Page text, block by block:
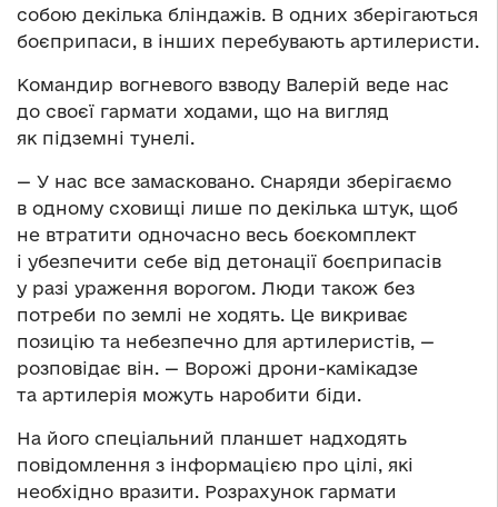
собою декілька бліндажів. В одних зберігаються
боєприпаси, в інших перебувають артилеристи.
Командир вогневого взводу Валерій веде нас
до своєї гармати ходами, що на вигляд
як підземні тунелі.
— У нас все замасковано. Снаряди зберігаємо
в одному сховищі лише по декілька штук, щоб
не втратити одночасно весь боєкомплект
і убезпечити себе від детонації боєприпасів
у разі ураження ворогом. Люди також без
потреби по землі не ходять. Це викриває
позицію та небезпечно для артилеристів, —
розповідає він. — Ворожі дрони-камікадзе
та артилерія можуть наробити біди.
На його спеціальний планшет надходять
повідомлення з інформацією про цілі, які
необхідно вразити. Розрахунок гармати